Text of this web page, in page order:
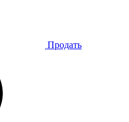
Продать